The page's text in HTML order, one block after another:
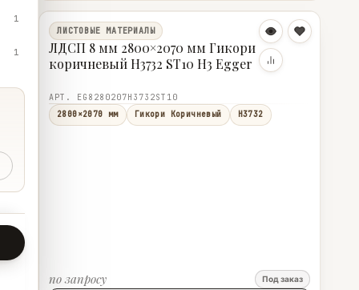
1
1
ЛИСТОВЫЕ МАТЕРИАЛЫ
ЛДСП 8 мм 2800×2070 мм Гикори
коричневый H3732 ST10 H3 Egger
АРТ. EG8280207H3732ST10
2800×2070 мм
Гикори Коричневый H3732
по запросу Под заказ